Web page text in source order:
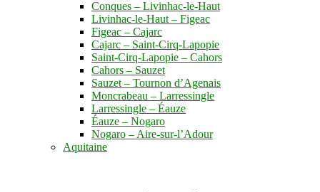
Conques – Livinhac-le-Haut
Livinhac-le-Haut – Figeac
Figeac – Cajarc
Cajarc – Saint-Cirq-Lapopie
Saint-Cirq-Lapopie – Cahors
Cahors – Sauzet
Sauzet – Tournon d’Agenais
Moncrabeau – Larressingle
Larressingle – Éauze
Éauze – Nogaro
Nogaro – Aire-sur-l’Adour
Aquitaine